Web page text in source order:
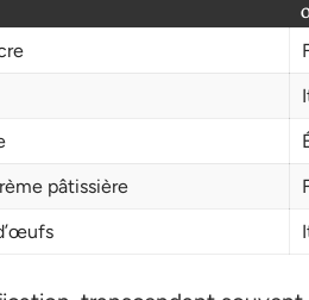
pâtissière